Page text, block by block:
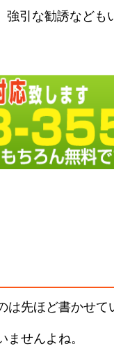
引な勧誘なども
は先ほど書かせて
せんよね。